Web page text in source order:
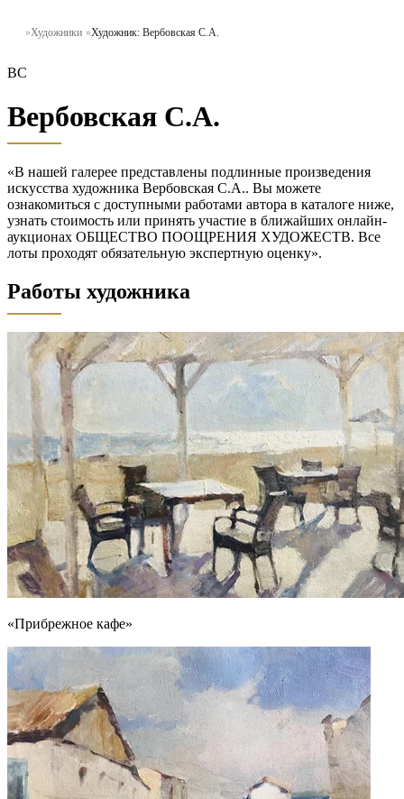
Художники Художник: Вербовская С.А.
ВС
Вербовская С.А.
«В нашей галерее представлены подлинные произведения
искусства художника Вербовская С.А.. Вы можете
ознакомиться с доступными работами автора в каталоге ниже,
узнать стоимость или принять участие в ближайших онлайн-
аукционах ОБЩЕСТВО ПООЩРЕНИЯ ХУДОЖЕСТВ. Все
лоты проходят обязательную экспертную оценку».
Работы художника
«Прибрежное кафе»